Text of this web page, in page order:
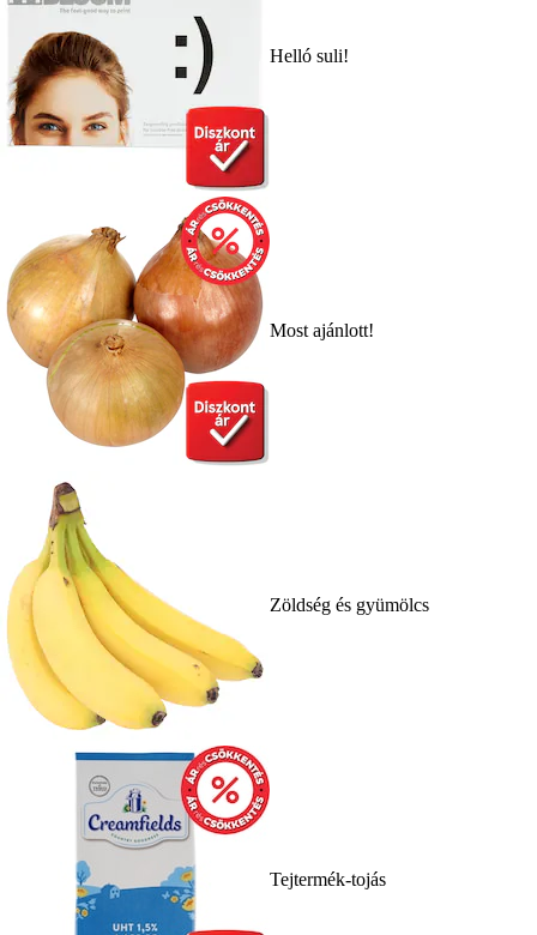
Helló suli!
Most ajánlott!
Zöldség és gyümölcs
Tejtermék-tojás